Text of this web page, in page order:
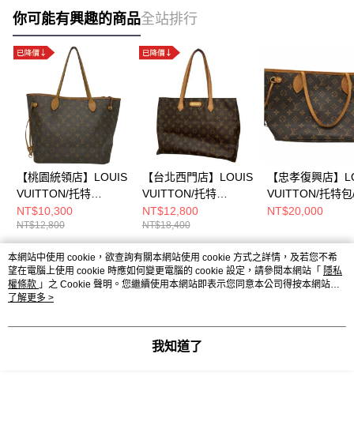
你可能有興趣的商品全站排行
【桃園統領店】LOUIS
VUITTON/托特
包//M40155
NT$10,300
NT$12,800
【台北西門店】LOUIS
VUITTON/托特
包//CA2100
NT$12,800
NT$18,400
【忠孝復興店】
VUITTON/托特
NT$20,000
熱門標籤
本網站中使用 cookie，欲查詢有關本網站使用 cookie 方式之詳情，及若您不希
望在電腦上使用 cookie 時應如何變更電腦的 cookie 設定，請參閱本網站「 隱私
權條款 」之 Cookie 聲明。您繼續使用本網站即表示您同意本公司得按本網站使
用條款之 Cookie 聲明使用 cookie。
了解更多 >
我知道了